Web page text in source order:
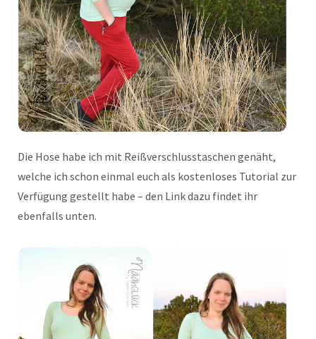
Die Hose habe ich mit Reißverschlusstaschen genäht,
welche ich schon einmal euch als kostenloses Tutorial zur
Verfügung gestellt habe – den Link dazu findet ihr
ebenfalls unten.